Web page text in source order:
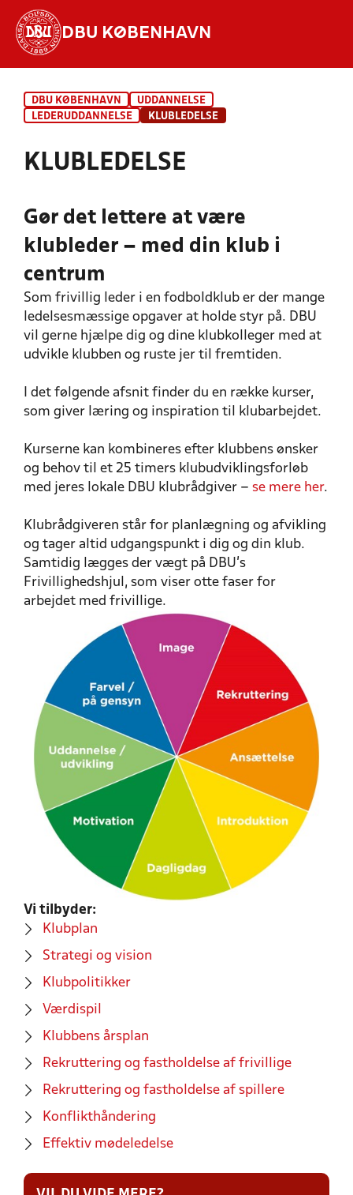
DBU KØBENHAVN
INDHOLD OG NYHEDER
HOLD
DBU KØBENHAVN
UDDANNELSE
LEDERUDDANNELSE
KLUBLEDELSE
KLUBLEDELSE
Gør det lettere at være
klubleder – med din klub i
centrum
Som frivillig leder i en fodboldklub er der mange
ledelsesmæssige opgaver at holde styr på. DBU
vil gerne hjælpe dig og dine klubkolleger med at
udvikle klubben og ruste jer til fremtiden.
I det følgende afsnit finder du en række kurser,
som giver læring og inspiration til klubarbejdet.
Kurserne kan kombineres efter klubbens ønsker
og behov til et 25 timers klubudviklingsforløb
med jeres lokale DBU klubrådgiver – se mere her.
Klubrådgiveren står for planlægning og afvikling
og tager altid udgangspunkt i dig og din klub.
Samtidig lægges der vægt på DBU’s
Frivillighedshjul, som viser otte faser for
arbejdet med frivillige.
Vi tilbyder:
Klubplan
Strategi og vision
Klubpolitikker
Værdispil
Klubbens årsplan
Rekruttering og fastholdelse af frivillige
Rekruttering og fastholdelse af spillere
Konflikthåndering
Effektiv mødeledelse